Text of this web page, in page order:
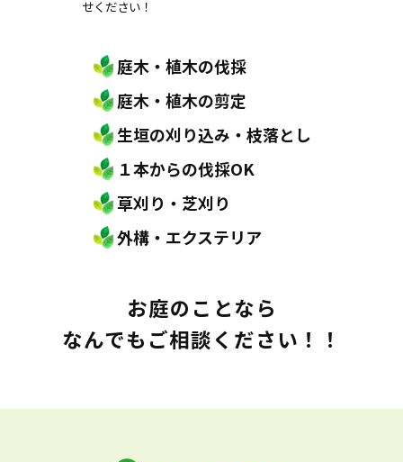
せください！
庭木・植木の伐採
庭木・植木の剪定
生垣の刈り込み・枝落とし
１本からの伐採OK
草刈り・芝刈り
外構・エクステリア
お庭のことなら
なんでもご相談ください！！